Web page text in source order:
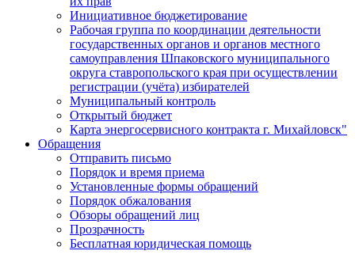
Инициативное бюджетирование
Рабочая группа по координации деятельности
государственных органов и органов местного
самоуправления Шпаковского муниципального
округа ставропольского края при осуществлении
регистрации (учёта) избирателей
Муниципальный контроль
Открытый бюджет
Карта энергосервисного контракта г. Михайловск"
Обращения
Отправить письмо
Порядок и время приема
Установленные формы обращений
Порядок обжалования
Обзоры обращений лиц
Прозрачность
Бесплатная юридическая помощь